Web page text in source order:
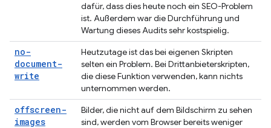
dafür, dass dies heute noch ein SEO-Problem
ist. Außerdem war die Durchführung und
Wartung dieses Audits sehr kostspielig.
no-
document-
write
Heutzutage ist das bei eigenen Skripten
selten ein Problem. Bei Drittanbieterskripten,
die diese Funktion verwenden, kann nichts
unternommen werden.
offscreen-
images
Bilder, die nicht auf dem Bildschirm zu sehen
sind, werden vom Browser bereits weniger